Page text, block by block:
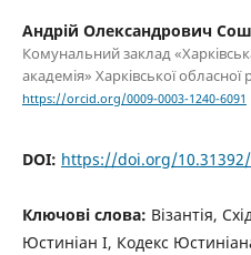
Андрій Олександрович
Комунальний заклад
академія» Харківської обласної
https://orcid.org/0009-0003-1240-6091
DOI: https://doi.org/
Ключові слова: Візантія,
Юстиніан І, Кодекс